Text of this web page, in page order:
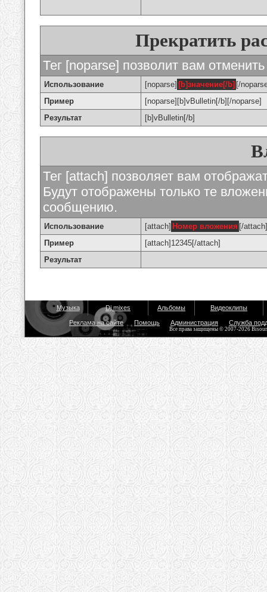
Прекратить
Тег [noparse] позволит вам
Использование [noparse] [b]значение[/b] [/
Пример
[noparse][b]vBulletin[/b][/noparse]
Результат
[b]vBulletin[/b]
Тег [attach] позволяет вам
Будут отображены только те
сообщению.
Использование [attach] Номер вложения [/attach]
Пример
[attach]12345[/attach]
Результат
Музыка Dj mixes Альбомы Видеоклипы
Реклама на сайте Помощь Администрация Служба
Все права защищены © 2007-2026